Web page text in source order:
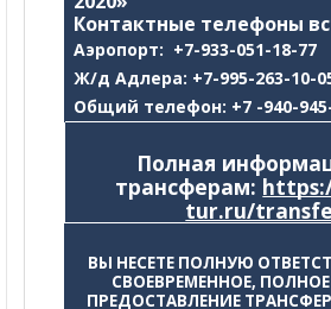
Контактные телефоны
Аэропорт: +7-933-051-18-77
Ж/д Адлера: +7-995-263-10-
Общий телефон: +7 -940-
Полная
трансферам:
tur.ru/
ВЫ НЕСЕТЕ ПОЛНУЮ
СВОЕВРЕМЕННОЕ,
ПРЕДОСТАВЛЕНИЕ